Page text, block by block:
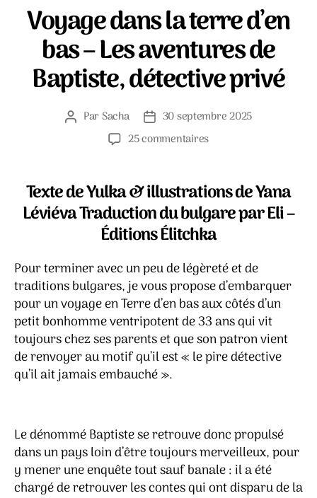
Voyage dans la terre d’en
bas – Les aventures de
Baptiste, détective privé
Auteur
ParSacha
Date
de
l’article
30 septembre 2025
25 commentairessur
la
terre
d’en
bas
Les
aventures
de
Baptiste,
détective
privé
Texte de Yulka & illustrations de Yana
Léviéva Traduction du bulgare par Eli –
Éditions Élitchka
Pour terminer avec un peu de légèreté et de
traditions bulgares, je vous propose d’embarquer
pour un voyage en Terre d’en bas aux côtés d’un
petit bonhomme ventripotent de 33 ans qui vit
toujours chez ses parents et que son patron vient
de renvoyer au motif qu’il est « le pire détective
qu’il ait jamais embauché ».
Le dénommé Baptiste se retrouve donc propulsé
dans un pays loin d’être toujours merveilleux, pour
y mener une enquête tout sauf banale : il a été
chargé de retrouver les contes qui ont disparu de la